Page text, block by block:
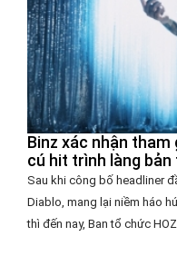
Binz xác nhận tham
cú hit trình làng bản
Sau khi công bố headliner
Diablo, mang lại niềm háo
thì đến nay, Ban tổ chức